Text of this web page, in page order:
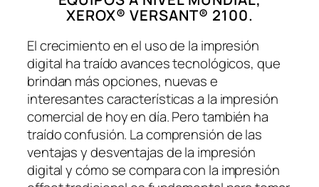
XEROX® VERSANT® 2100.
El crecimiento en el uso de la impresión
digital ha traído avances tecnológicos, que
brindan más opciones, nuevas e
interesantes características a la impresión
comercial de hoy en día. Pero también ha
traído confusión. La comprensión de las
ventajas y desventajas de la impresión
digital y cómo se compara con la impresión